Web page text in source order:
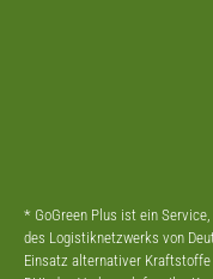
* GoGreen Plus ist ein
des Logistiknetzwerks von
Einsatz alternativer Kraftstoffe